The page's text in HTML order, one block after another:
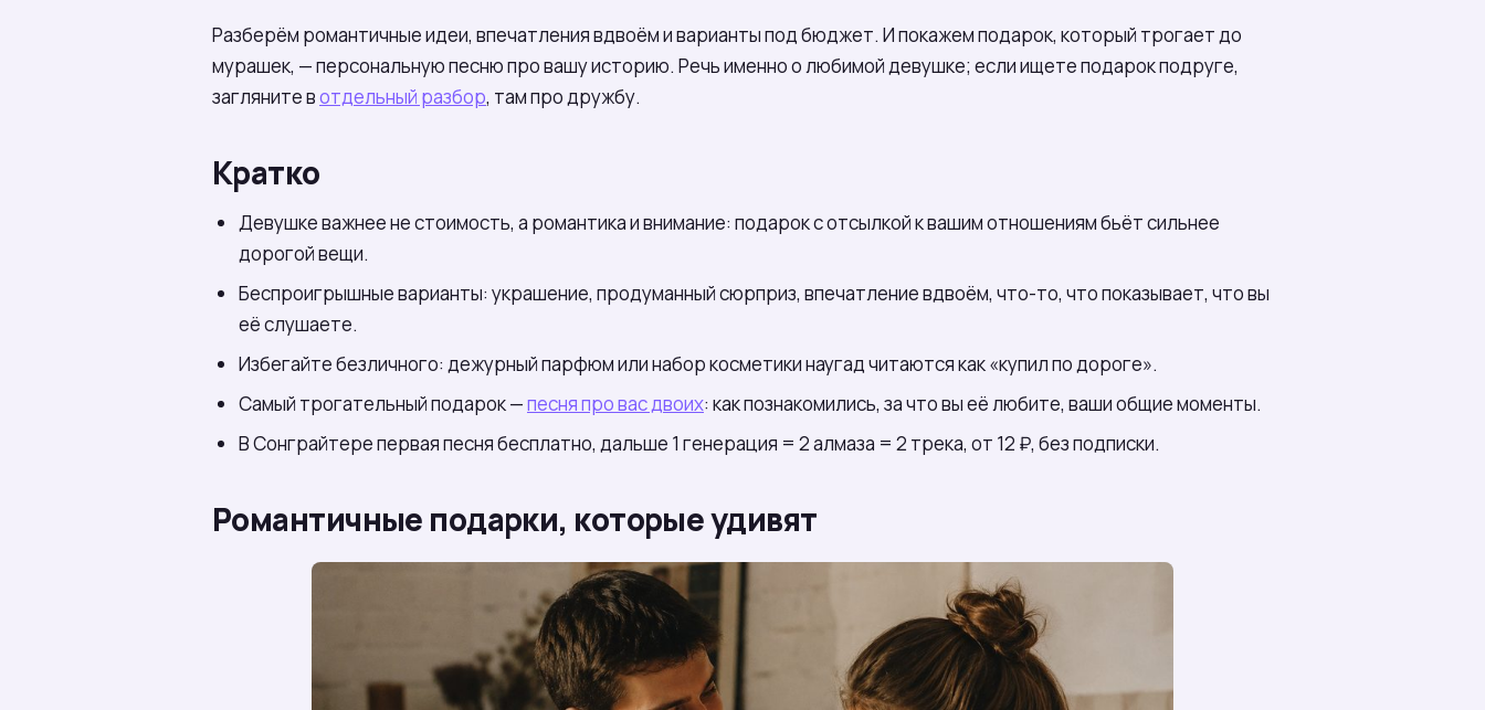
Разберём романтичные идеи, впечатления вдвоём и варианты под бюджет. И покажем подарок, который трогает до
мурашек, — персональную песню про вашу историю. Речь именно о любимой девушке; если ищете подарок подруге,
загляните вотдельный разбор, там про дружбу.
Кратко
Девушке важнее не стоимость, а романтика и внимание: подарок с отсылкой к вашим отношениям бьёт сильнее
дорогой вещи.
Беспроигрышные варианты: украшение, продуманный сюрприз, впечатление вдвоём, что-то, что показывает, что вы
её слушаете.
Избегайте безличного: дежурный парфюм или набор косметики наугад читаются как «купил по дороге».
Самый трогательный подарок —песня про вас двоих: как познакомились, за что вы её любите, ваши общие моменты.
В Сонграйтере первая песня бесплатно, дальше 1 генерация = 2 алмаза = 2 трека, от 12 ₽, без подписки.
Романтичные подарки, которые удивят